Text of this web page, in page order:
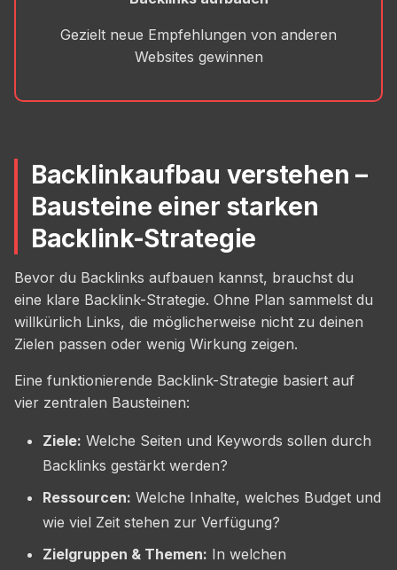
Gezielt neue Empfehlungen von anderen
Websites gewinnen
Backlinkaufbau verstehen –
Bausteine einer starken
Backlink-Strategie
Bevor du Backlinks aufbauen kannst, brauchst du
eine klare Backlink-Strategie. Ohne Plan sammelst du
willkürlich Links, die möglicherweise nicht zu deinen
Zielen passen oder wenig Wirkung zeigen.
Eine funktionierende Backlink-Strategie basiert auf
vier zentralen Bausteinen:
Ziele: Welche Seiten und Keywords sollen durch
Backlinks gestärkt werden?
Ressourcen: Welche Inhalte, welches Budget und
wie viel Zeit stehen zur Verfügung?
Zielgruppen & Themen: In welchen